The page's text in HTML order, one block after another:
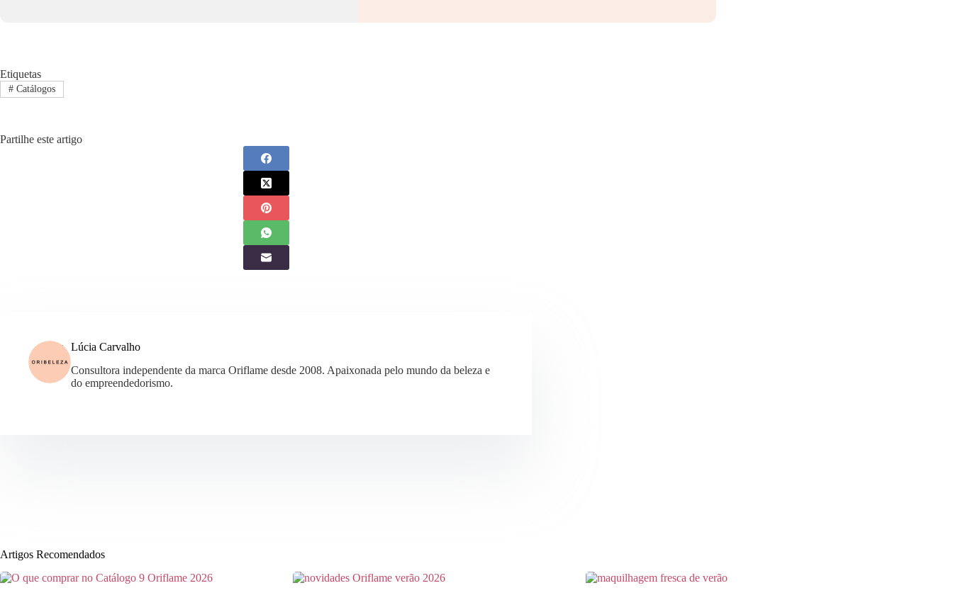
Etiquetas
#Catálogos
Partilhe este artigo
Lúcia Carvalho
Consultora independente da marca Oriflame desde 2008. Apaixonada pelo mundo da beleza e
do empreendedorismo.
Artigos Recomendados